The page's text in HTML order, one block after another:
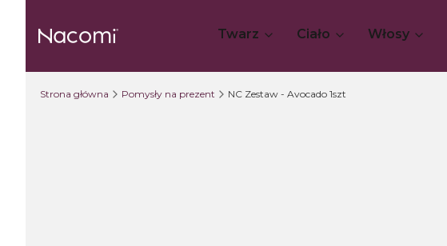
Twarz Ciało Włosy
Strona główna Pomysły na prezent NC Zestaw - Avocado 1szt